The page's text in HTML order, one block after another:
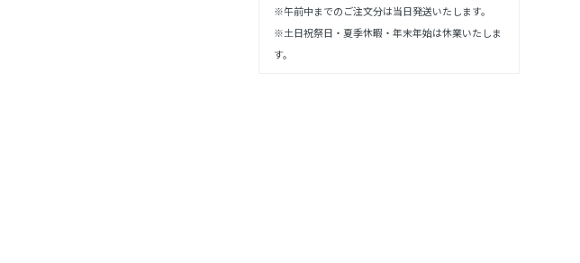
※午前中までのご注文分は当日発送いたします。
※土日祝祭日・夏季休暇・年末年始は休業いたしま
す。